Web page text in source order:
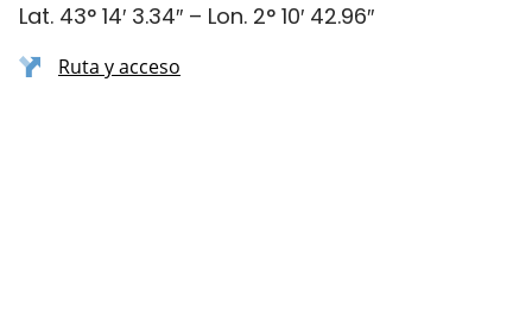
Lat. 43° 14′ 3.34″ – Lon. 2° 10′ 42.96″
Ruta y acceso